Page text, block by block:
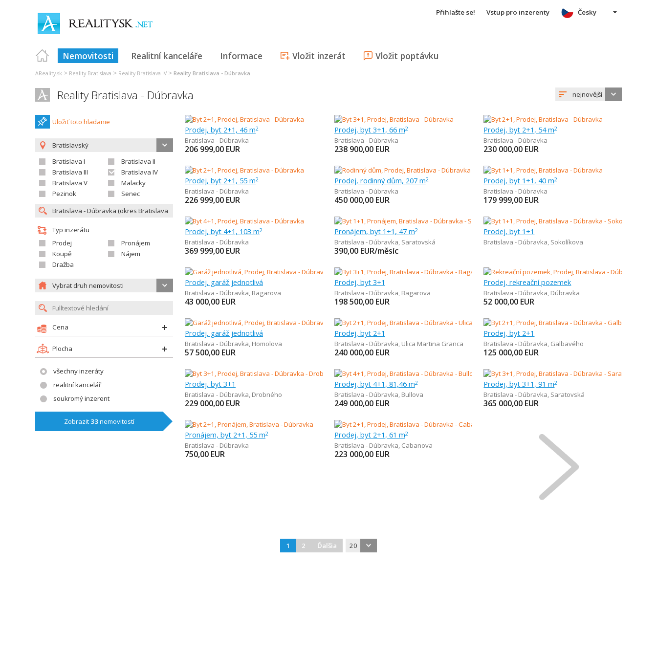
Přihlašte se! Vstup pro inzerenty
Nemovitosti Realitní kanceláře Informace Vložit inzerát Vložit poptávku
Česky
AReality.sk > Reality Bratislava > Reality Bratislava IV > Reality Bratislava - Dúbravka
Reality Bratislava - Dúbravka nejnovější
Uložiť toto hladanie
Bratislavský
Bratislava I
Bratislava II
Bratislava III
Bratislava IV
Bratislava V
Malacky
Pezinok
Senec
Typ inzerátu
Prodej
Pronájem
Koupě
Nájem
Dražba
Vybrat druh nemovitosti
Cena
Plocha
všechny inzeráty
realitní kancelář
soukromý inzerent
Zobrazit 33nemovitostí
Prodej, byt 2+1, 46 m2
Bratislava - Dúbravka
206 999,00 EUR
Prodej, byt 3+1, 66 m2
Bratislava - Dúbravka
238 900,00 EUR
Prodej, byt 2+1, 54 m2
Bratislava - Dúbravka
230 000,00 EUR
Prodej, byt 2+1, 55 m2
Bratislava - Dúbravka
226 999,00 EUR
Prodej, rodinný dům, 207 m2
Bratislava - Dúbravka
450 000,00 EUR
Prodej, byt 1+1, 40 m2
Bratislava - Dúbravka
179 999,00 EUR
Prodej, byt 4+1, 103 m2
Bratislava - Dúbravka
369 999,00 EUR
Pronájem, byt 1+1, 47 m2
Bratislava - Dúbravka, Saratovská
390,00 EUR/měsíc
Prodej, byt 1+1
Bratislava - Dúbravka, Sokolíkova
Prodej, garáž jednotlivá
Bratislava - Dúbravka, Bagarova
43 000,00 EUR
Prodej, byt 3+1
Bratislava - Dúbravka, Bagarova
198 500,00 EUR
Prodej, rekreační pozemek
Bratislava - Dúbravka, Dúbravka
52 000,00 EUR
Prodej, garáž jednotlivá
Bratislava - Dúbravka, Homolova
57 500,00 EUR
Prodej, byt 2+1
Bratislava - Dúbravka, Ulica Martina Granca
240 000,00 EUR
Prodej, byt 2+1
Bratislava - Dúbravka, Galbavého
125 000,00 EUR
Prodej, byt 3+1
Bratislava - Dúbravka, Drobného
229 000,00 EUR
Prodej, byt 4+1, 81,46 m2
Bratislava - Dúbravka, Bullova
249 000,00 EUR
Prodej, byt 3+1, 91 m2
Bratislava - Dúbravka, Saratovská
365 000,00 EUR
Pronájem, byt 2+1, 55 m2
Bratislava - Dúbravka
750,00 EUR
Prodej, byt 2+1, 61 m2
Bratislava - Dúbravka, Cabanova
223 000,00 EUR
1 2 Ďalšia 20